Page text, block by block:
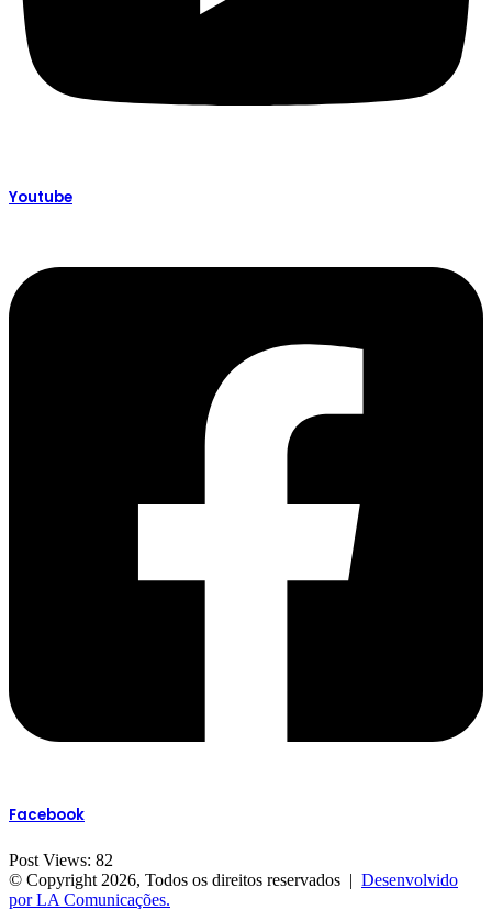
Youtube
Facebook​
Post Views: 82
© Copyright 2026, Todos os direitos reservados | Desenvolvido
por LA Comunicações.